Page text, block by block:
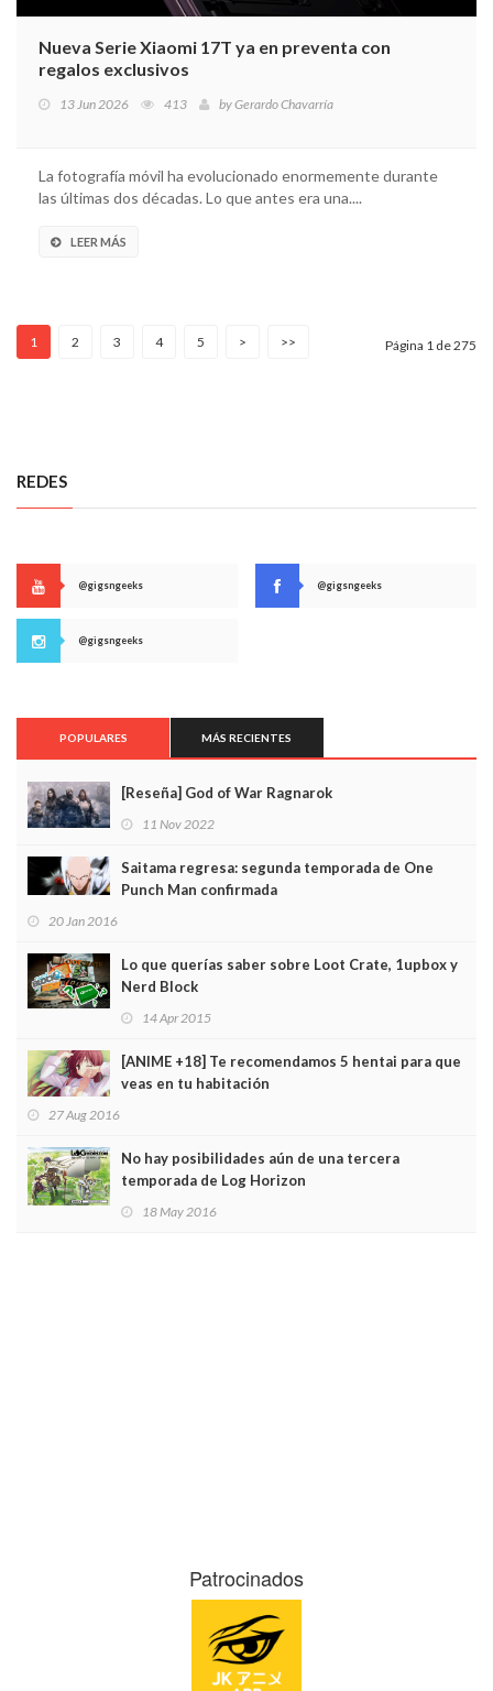
Nueva Serie Xiaomi 17T ya en preventa con
regalos exclusivos
13 Jun 2026 413 byGerardo Chavarría
La fotografía móvil ha evolucionado enormemente durante
las últimas dos décadas. Lo que antes era una....
LEER MÁS
1 2 3 4 5 > >> Página 1 de 275
REDES
@gigsngeeks @gigsngeeks
@gigsngeeks
POPULARES MÁS RECIENTES
[Reseña] God of War Ragnarok
11 Nov 2022
Saitama regresa: segunda temporada de One
Punch Man confirmada
20 Jan 2016
Lo que querías saber sobre Loot Crate, 1upbox y
Nerd Block
14 Apr 2015
[ANIME +18] Te recomendamos 5 hentai para que
veas en tu habitación
27 Aug 2016
No hay posibilidades aún de una tercera
temporada de Log Horizon
18 May 2016
Patrocinados